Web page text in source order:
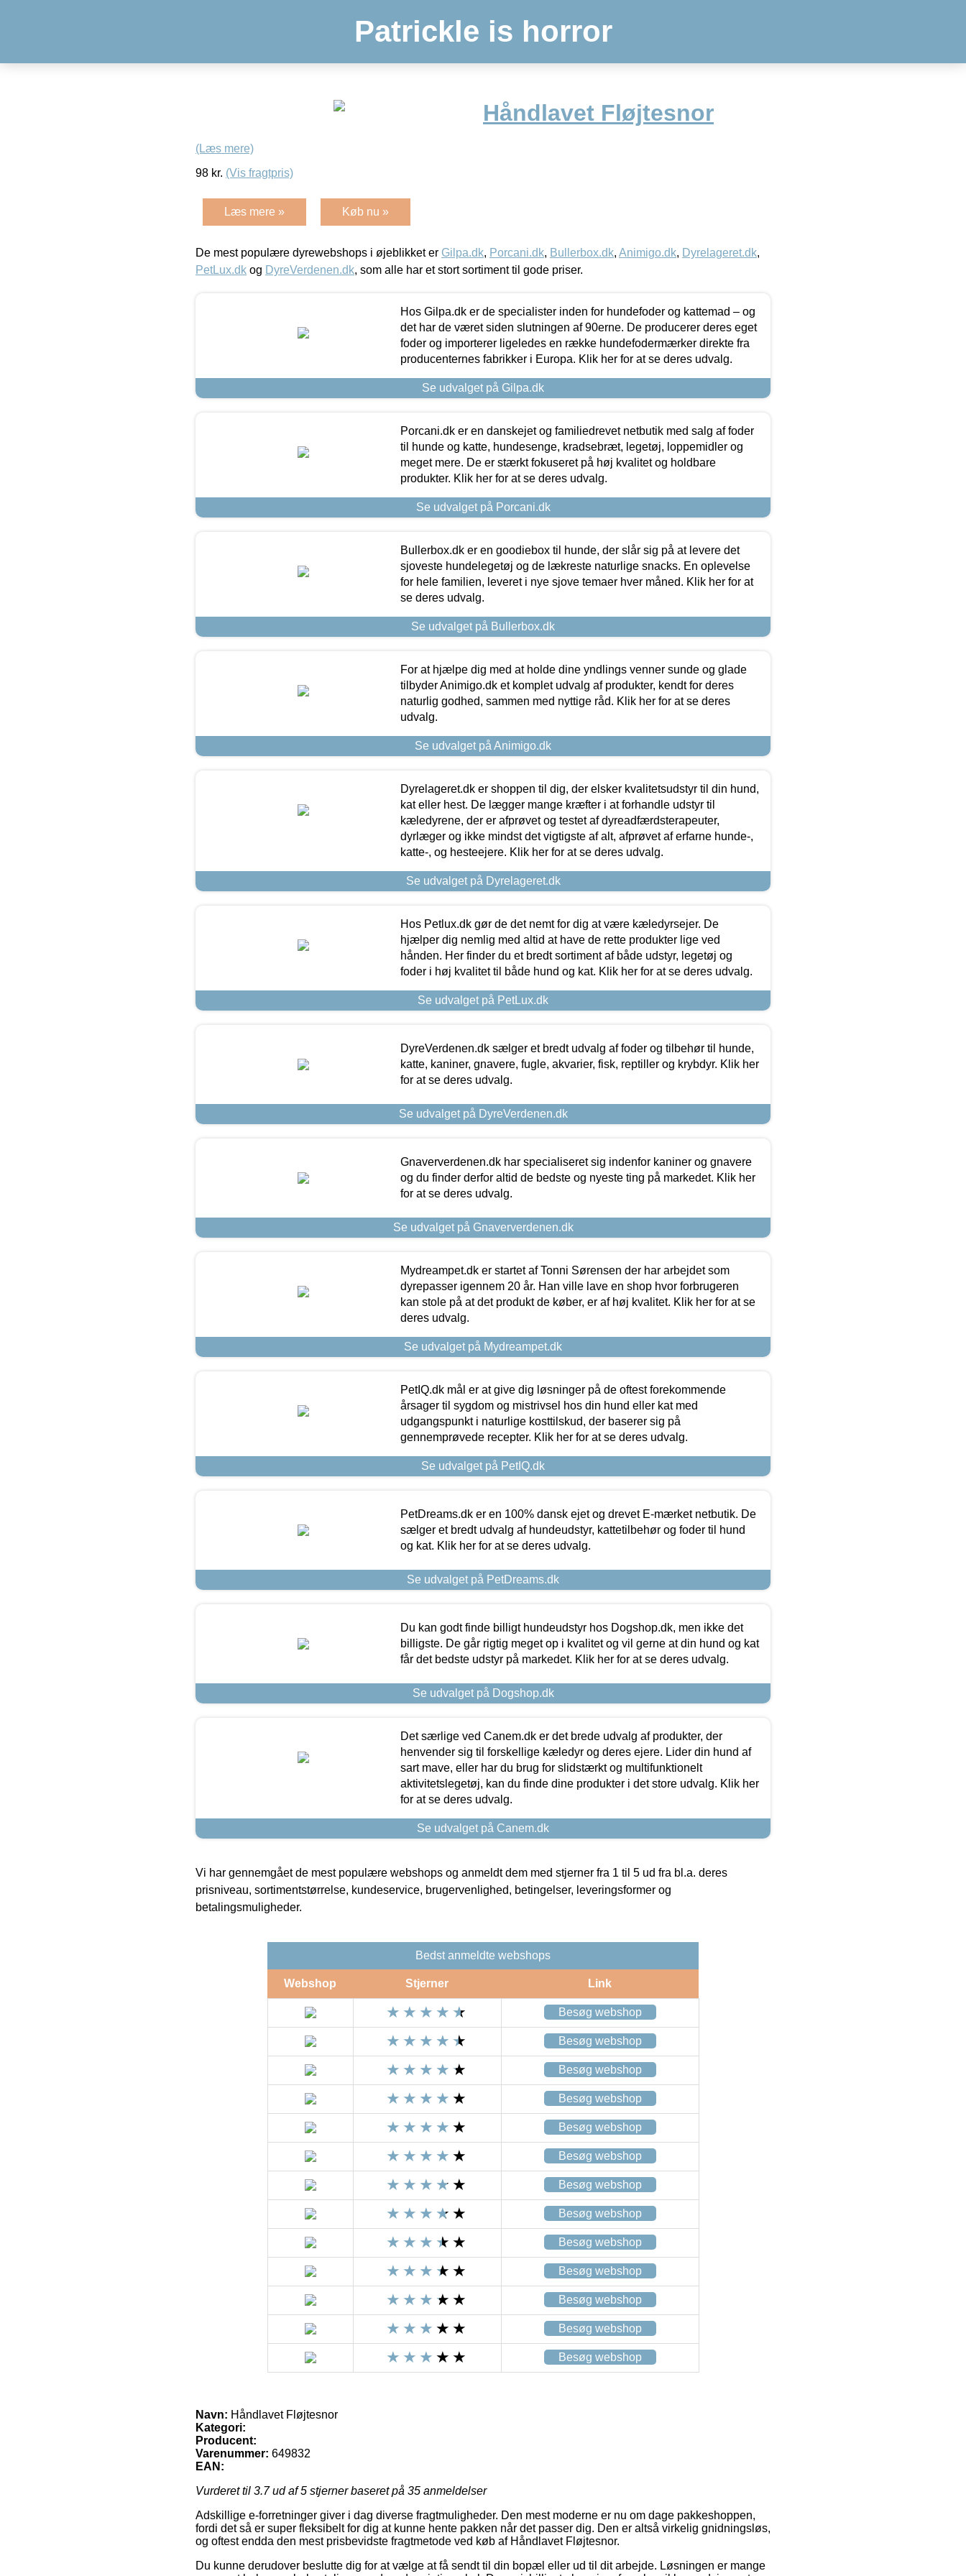
Patrickle is horror
Håndlavet Fløjtesnor
(Læs mere)
98 kr. (Vis fragtpris)
Læs mere » Køb nu »
De mest populære dyrewebshops i øjeblikket er Gilpa.dk, Porcani.dk, Bullerbox.dk, Animigo.dk, Dyrelageret.dk,
PetLux.dk og DyreVerdenen.dk, som alle har et stort sortiment til gode priser.
Hos Gilpa.dk er de specialister inden for hundefoder og kattemad – og
det har de været siden slutningen af 90erne. De producerer deres eget
foder og importerer ligeledes en række hundefodermærker direkte fra
producenternes fabrikker i Europa. Klik her for at se deres udvalg.
Se udvalget på Gilpa.dk
Porcani.dk er en danskejet og familiedrevet netbutik med salg af foder
til hunde og katte, hundesenge, kradsebræt, legetøj, loppemidler og
meget mere. De er stærkt fokuseret på høj kvalitet og holdbare
produkter. Klik her for at se deres udvalg.
Se udvalget på Porcani.dk
Bullerbox.dk er en goodiebox til hunde, der slår sig på at levere det
sjoveste hundelegetøj og de lækreste naturlige snacks. En oplevelse
for hele familien, leveret i nye sjove temaer hver måned. Klik her for at
se deres udvalg.
Se udvalget på Bullerbox.dk
For at hjælpe dig med at holde dine yndlings venner sunde og glade
tilbyder Animigo.dk et komplet udvalg af produkter, kendt for deres
naturlig godhed, sammen med nyttige råd. Klik her for at se deres
udvalg.
Se udvalget på Animigo.dk
Dyrelageret.dk er shoppen til dig, der elsker kvalitetsudstyr til din hund,
kat eller hest. De lægger mange kræfter i at forhandle udstyr til
kæledyrene, der er afprøvet og testet af dyreadfærdsterapeuter,
dyrlæger og ikke mindst det vigtigste af alt, afprøvet af erfarne hunde-,
katte-, og hesteejere. Klik her for at se deres udvalg.
Se udvalget på Dyrelageret.dk
Hos Petlux.dk gør de det nemt for dig at være kæledyrsejer. De
hjælper dig nemlig med altid at have de rette produkter lige ved
hånden. Her finder du et bredt sortiment af både udstyr, legetøj og
foder i høj kvalitet til både hund og kat. Klik her for at se deres udvalg.
Se udvalget på PetLux.dk
DyreVerdenen.dk sælger et bredt udvalg af foder og tilbehør til hunde,
katte, kaniner, gnavere, fugle, akvarier, fisk, reptiller og krybdyr. Klik her
for at se deres udvalg.
Se udvalget på DyreVerdenen.dk
Gnaververdenen.dk har specialiseret sig indenfor kaniner og gnavere
og du finder derfor altid de bedste og nyeste ting på markedet. Klik her
for at se deres udvalg.
Se udvalget på Gnaververdenen.dk
Mydreampet.dk er startet af Tonni Sørensen der har arbejdet som
dyrepasser igennem 20 år. Han ville lave en shop hvor forbrugeren
kan stole på at det produkt de køber, er af høj kvalitet. Klik her for at se
deres udvalg.
Se udvalget på Mydreampet.dk
PetIQ.dk mål er at give dig løsninger på de oftest forekommende
årsager til sygdom og mistrivsel hos din hund eller kat med
udgangspunkt i naturlige kosttilskud, der baserer sig på
gennemprøvede recepter. Klik her for at se deres udvalg.
Se udvalget på PetIQ.dk
PetDreams.dk er en 100% dansk ejet og drevet E-mærket netbutik. De
sælger et bredt udvalg af hundeudstyr, kattetilbehør og foder til hund
og kat. Klik her for at se deres udvalg.
Se udvalget på PetDreams.dk
Du kan godt finde billigt hundeudstyr hos Dogshop.dk, men ikke det
billigste. De går rigtig meget op i kvalitet og vil gerne at din hund og kat
får det bedste udstyr på markedet. Klik her for at se deres udvalg.
Se udvalget på Dogshop.dk
Det særlige ved Canem.dk er det brede udvalg af produkter, der
henvender sig til forskellige kæledyr og deres ejere. Lider din hund af
sart mave, eller har du brug for slidstærkt og multifunktionelt
aktivitetslegetøj, kan du finde dine produkter i det store udvalg. Klik her
for at se deres udvalg.
Se udvalget på Canem.dk
Vi har gennemgået de mest populære webshops og anmeldt dem med stjerner fra 1 til 5 ud fra bl.a. deres
prisniveau, sortimentstørrelse, kundeservice, brugervenlighed, betingelser, leveringsformer og
betalingsmuligheder.
Bedst anmeldte webshops
Webshop Stjerner Link
Besøg webshop
Besøg webshop
Besøg webshop
Besøg webshop
Besøg webshop
Besøg webshop
Besøg webshop
Besøg webshop
Besøg webshop
Besøg webshop
Besøg webshop
Besøg webshop
Besøg webshop
Navn: Håndlavet Fløjtesnor
Kategori:
Producent:
Varenummer: 649832
EAN:
Vurderet til 3.7ud af 5 stjerner baseret på 35 anmeldelser
Adskillige e-forretninger giver i dag diverse fragtmuligheder. Den mest moderne er nu om dage pakkeshoppen,
fordi det så er super fleksibelt for dig at kunne hente pakken når det passer dig. Den er altså virkelig gnidningsløs,
og oftest endda den mest prisbevidste fragtmetode ved køb af Håndlavet Fløjtesnor.
Du kunne derudover beslutte dig for at vælge at få sendt til din bopæl eller ud til dit arbejde. Løsningen er mange